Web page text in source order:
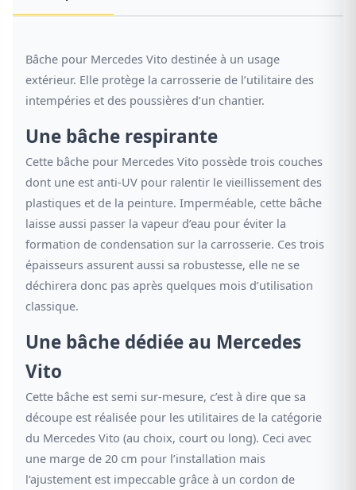
Bâche pour Mercedes Vito destinée à un usage
extérieur. Elle protège la carrosserie de l’utilitaire des
intempéries et des poussières d’un chantier.
Une bâche respirante
Cette bâche pour Mercedes Vito possède trois couches
dont une est anti-UV pour ralentir le vieillissement des
plastiques et de la peinture. Imperméable, cette bâche
laisse aussi passer la vapeur d’eau pour éviter la
formation de condensation sur la carrosserie. Ces trois
épaisseurs assurent aussi sa robustesse, elle ne se
déchirera donc pas après quelques mois d’utilisation
classique.
Une bâche dédiée au Mercedes
Vito
Cette bâche est semi sur-mesure, c’est à dire que sa
découpe est réalisée pour les utilitaires de la catégorie
du Mercedes Vito (au choix, court ou long). Ceci avec
une marge de 20 cm pour l’installation mais
l’ajustement est impeccable grâce à un cordon de